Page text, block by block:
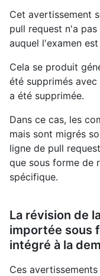
Cet avertissement
pull request n'a
auquel l'examen
Cela se produit
été supprimés avec
a été supprimée.
Dans ce cas, les
mais sont migrés
ligne de pull
que sous forme de
spécifique.
La révision de
importée sous
intégré à la
Ces